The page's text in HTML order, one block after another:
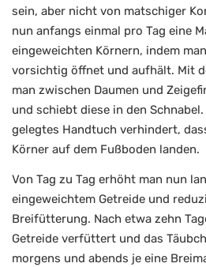
sein, aber nicht von matschiger
nun anfangs einmal pro Tag eine
eingeweichten Körnern, indem
vorsichtig öffnet und aufhält. Mit
man zwischen Daumen und
und schiebt diese in den
gelegtes Handtuch verhindert,
Körner auf dem Fußboden landen.
Von Tag zu Tag erhöht man nun
eingeweichtem Getreide und
Breifütterung. Nach etwa zehn
Getreide verfüttert und das
morgens und abends je eine